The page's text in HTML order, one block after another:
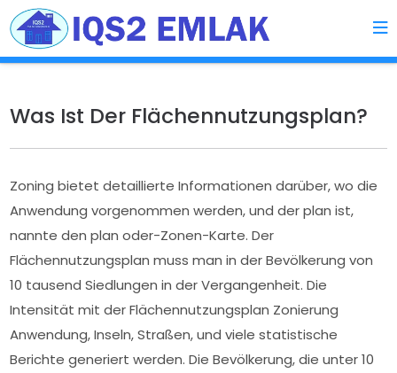
Was Ist Der Flächennutzungsplan?
Zoning bietet detaillierte Informationen darüber, wo die
Anwendung vorgenommen werden, und der plan ist,
nannte den plan oder-Zonen-Karte. Der
Flächennutzungsplan muss man in der Bevölkerung von
10 tausend Siedlungen in der Vergangenheit. Die
Intensität mit der Flächennutzungsplan Zonierung
Anwendung, Inseln, Straßen, und viele statistische
Berichte generiert werden. Die Bevölkerung, die unter 10